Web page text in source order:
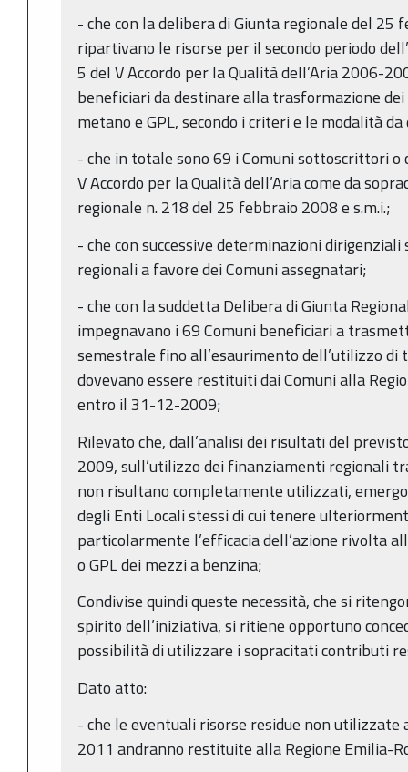
- che con la delibera di Giunta regionale del 25
ripartivano le risorse per il secondo periodo
5 del V Accordo per la Qualità dell’Aria 2006-
beneficiari da destinare alla trasformazione
metano e GPL, secondo i criteri e le modalità
- che in totale sono 69 i Comuni sottoscrittori
V Accordo per la Qualità dell’Aria come da
regionale n. 218 del 25 febbraio 2008 e s.m.i.;
- che con successive determinazioni
regionali a favore dei Comuni assegnatari;
- che con la suddetta Delibera di Giunta
impegnavano i 69 Comuni beneficiari a
semestrale fino all’esaurimento dell’utilizzo di
dovevano essere restituiti dai Comuni alla
entro il 31-12-2009;
Rilevato che, dall’analisi dei risultati del
2009, sull’utilizzo dei finanziamenti regionali
non risultano completamente utilizzati,
degli Enti Locali stessi di cui tenere
particolarmente l’efficacia dell’azione rivolta
o GPL dei mezzi a benzina;
Condivise quindi queste necessità, che si
spirito dell’iniziativa, si ritiene opportuno
possibilità di utilizzare i sopracitati contributi
Dato atto:
- che le eventuali risorse residue non
2011 andranno restituite alla Regione Emilia-